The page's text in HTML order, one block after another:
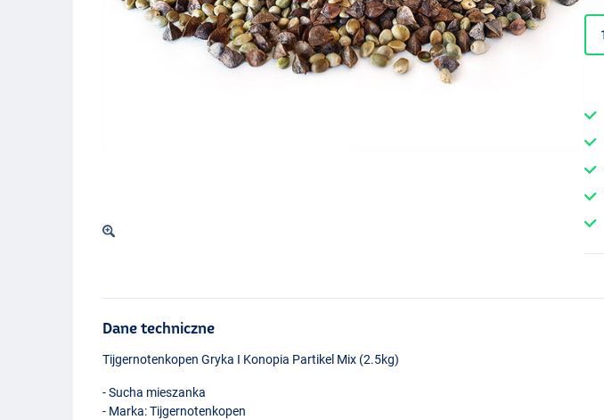
Dane techniczne
Tijgernotenkopen Gryka I Konopia Partikel Mix (2.5kg)
- Sucha mieszanka
- Marka: Tijgernotenkopen